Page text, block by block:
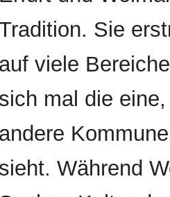
Sie
auf viele
sich mal die
andere
sieht. Während